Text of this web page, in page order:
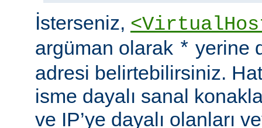
İsterseniz,
argüman olarak * yerine
adresi belirtebilirsiniz.
isme dayalı sanal
ve IP’ye dayalı olanları